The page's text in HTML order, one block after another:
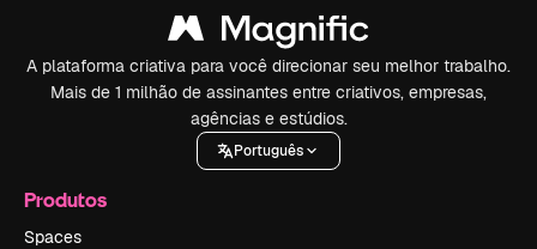
A plataforma criativa para você direcionar seu melhor trabalho.
Mais de 1 milhão de assinantes entre criativos, empresas,
agências e estúdios.
Português
Produtos
Spaces